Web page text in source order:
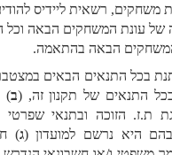
נאמבר וואן של אותה עונת משחקים, רשאית ליידיס להודיע, לפי
שיקול דעתה, על תחילתה של עונת המשחקים הבאה וכל האמור
הבאה בהתאמה.
התנאים הבאים במצטבר: (א )
של תקנון זה, (ב
) קבלת
הפרס תעשה כנגד הצגת ת.ז. הזוכה ובתנאי שפרטי הזיהוי
למועדון (ג
) חתימת